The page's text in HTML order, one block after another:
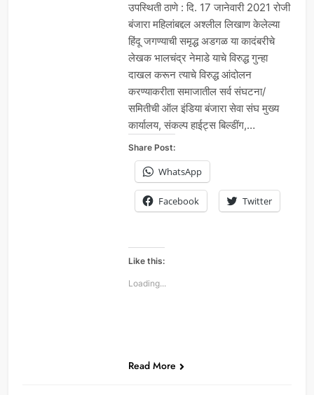
उपस्थिती ठाणे : दि. 17 जानेवारी 2021 रोजी
बंजारा महिलांबद्दल अश्लील लिखाण केलेल्या
हिंदू जगण्याची समृद्ध अडगळ या कादंबरीचे
लेखक भालचंद्र नेमाडे याचे विरुद्ध गुन्हा
दाखल करून त्याचे विरुद्ध आंदोलन
करण्याकरीता समाजातील सर्व संघटना/
समितीची ऑल इंडिया बंजारा सेवा संघ मुख्य
कार्यालय, संकल्प हाईट्स बिल्डींग,…
Share Post:
WhatsApp
Facebook Twitter
Like this:
Loading...
Read More